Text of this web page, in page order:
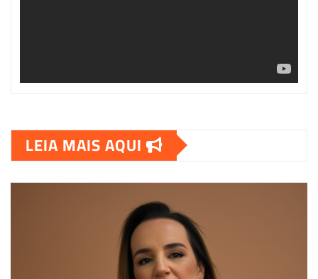
LEIA MAIS AQUI